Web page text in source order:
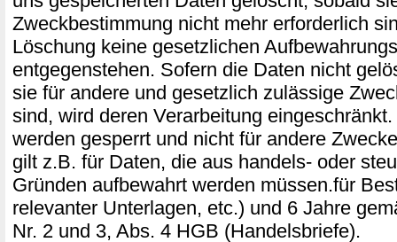
Zweckbestimmung nicht mehr erforderlich
Löschung keine gesetzlichen
entgegenstehen. Sofern die Daten nicht
sie für andere und gesetzlich zulässige
sind, wird deren Verarbeitung
werden gesperrt und nicht für andere
gilt z.B. für Daten, die aus handels- oder
Gründen aufbewahrt werden müssen.für
relevanter Unterlagen, etc.) und 6 Jahre
Nr. 2 und 3, Abs. 4 HGB (Handelsbriefe).